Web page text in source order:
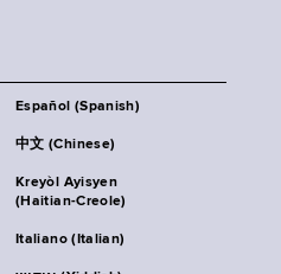
Español (Spanish)
中文 (Chinese)
Kreyòl Ayisyen
(Haitian-Creole)
Italiano (Italian)